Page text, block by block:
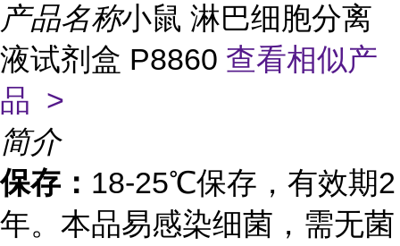
产品名称小鼠 淋巴细胞分离
液试剂盒 P8860 查看相似产
品 >
简介
保存 ： 18-25℃保存，有效期2
年。本品易感染细菌，需无菌